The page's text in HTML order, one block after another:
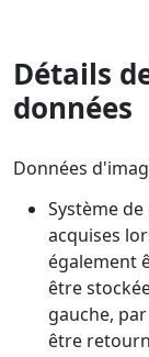
Détails
données
Données
Système
acquises
également
être
gauche,
être